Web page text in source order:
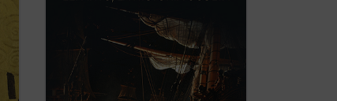
las puertas de Roma, Venecia y Viena.
Pero más allá de este acontecimiento,
Dumont ...
(ver ficha)